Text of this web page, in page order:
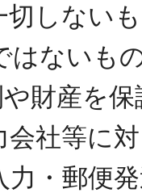
切しない
はないも
財産を
会社等に
力・郵便